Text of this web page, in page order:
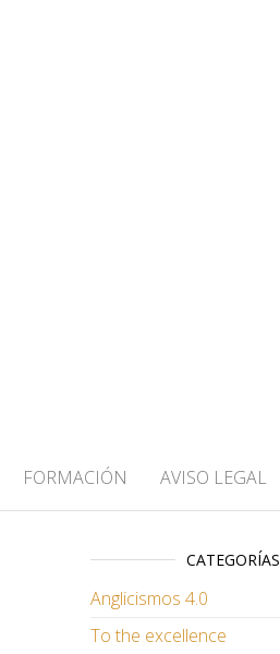
FORMACIÓN AVISO LEGAL
CATEGORÍAS
Anglicismos 4.0
To the excellence